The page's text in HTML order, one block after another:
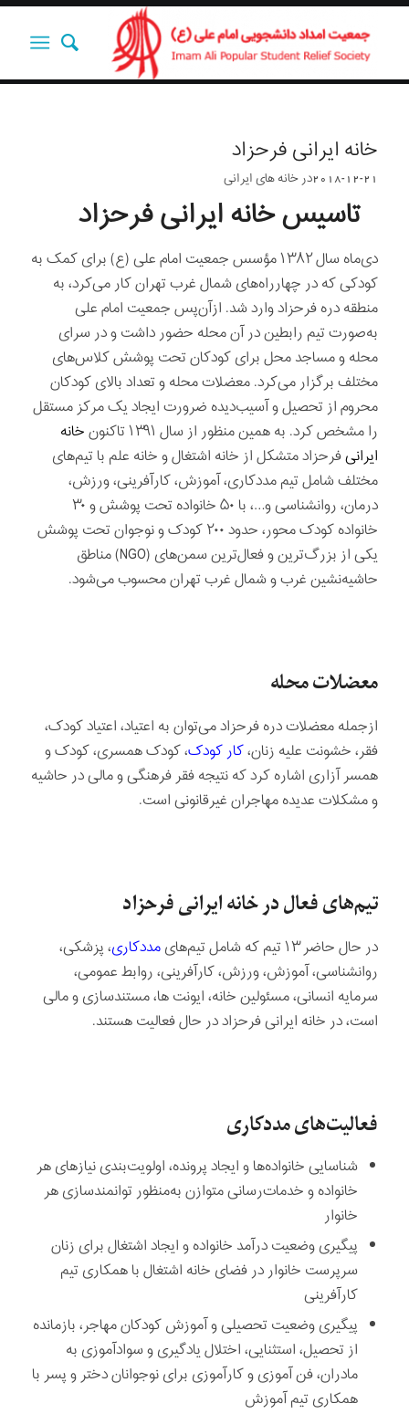
خانه ایرانی فرحزاد
2018-12-21درخانه های ایرانی
تاسیس خانه ایرانی فرحزاد
دی‌ماه سال ۱۳۸۲ مؤسس جمعیت امام علی (ع) برای کمک به
کودکی که در چهارراه‌های شمال غرب تهران کار می‌کرد، به
منطقه دره فرحزاد وارد شد. ازآن‌پس جمعیت امام علی
به‌صورت تیم رابطین در آن محله حضور داشت و در سرای
محله و مساجد محل برای کودکان تحت پوشش کلاس‌های
مختلف برگزار می‌کرد. معضلات محله و تعداد بالای کودکان
محروم از تحصیل و آسیب‌دیده ضرورت ایجاد یک مرکز مستقل
را مشخص کرد. به همین منظور از سال ۱۳۹۱ تاکنون
خانه
ایرانیفرحزاد متشکل از خانه اشتغال و خانه علم با تیم‌های
مختلف شامل تیم مددکاری، آموزش، کارآفرینی، ورزش،
درمان، روانشناسی و…، با ۵۰ خانواده تحت پوشش و ۳۰
خانواده کودک محور، حدود ۲۰۰ کودک و نوجوان تحت پوشش
یکی از بزرگ‌ترین و فعال‌ترین سمن‌های (NGO) مناطق
حاشیه‌نشین غرب و شمال غرب تهران محسوب می‌شود.
معضلات محله
ازجمله معضلات دره فرحزاد می‌توان به اعتیاد، اعتیاد کودک،
فقر، خشونت علیه زنان،کار کودک، کودک همسری، کودک و
همسر آزاری اشاره کرد که نتیجه فقر فرهنگی و مالی در حاشیه
و مشکلات عدیده مهاجران غیرقانونی است.
تیم‌های فعال در خانه ایرانی فرحزاد
در حال حاضر ۱۳ تیم که شامل تیم‌های مددکاری، پزشکی،
روانشناسی، آموزش، ورزش، کارآفرینی، روابط عمومی،
سرمایه انسانی، مسئولین خانه، ایونت ها، مستندسازی و مالی
است، در خانه ایرانی فرحزاد در حال فعالیت هستند.
فعالیت‌های مددکاری
شناسایی خانواده‌ها و ایجاد پرونده، اولویت‌بندی نیازهای هر
خانواده و خدمات‌رسانی متوازن به‌منظور توانمندسازی هر
خانوار
پیگیری وضعیت درآمد خانواده و ایجاد اشتغال برای زنان
سرپرست خانوار در فضای خانه اشتغال با همکاری تیم
کارآفرینی
پیگیری وضعیت تحصیلی و آموزش کودکان مهاجر، بازمانده
از تحصیل، استثنایی، اختلال یادگیری و سوادآموزی به
مادران، فن آموزی و کارآموزی برای نوجوانان دختر و پسر با
همکاری تیم آموزش